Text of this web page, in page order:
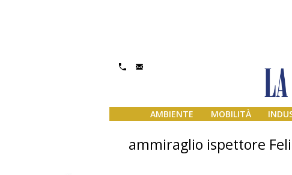
AMBIENTE MOBILITÀ
ammiraglio ispettore